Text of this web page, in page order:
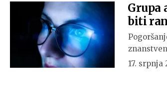
Grupa
biti
17. srpnja